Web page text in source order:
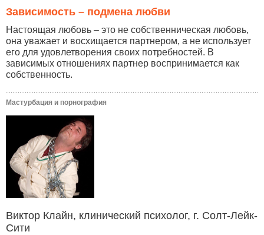
Зависимость – подмена любви
Настоящая любовь – это не собственническая любовь,
она уважает и восхищается партнером, а не использует
его для удовлетворения своих потребностей. В
зависимых отношениях партнер воспринимается как
собственность.
Мастурбация и порнография
Виктор Клайн, клинический психолог, г. Солт-Лейк-
Сити